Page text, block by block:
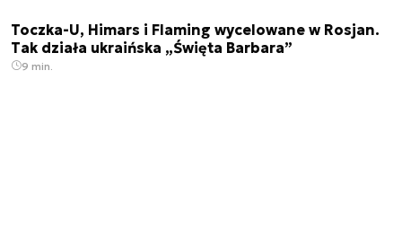
Toczka-U, Himars i Flaming wycelowane w Rosjan.
Tak działa ukraińska „Święta Barbara”
9 min.